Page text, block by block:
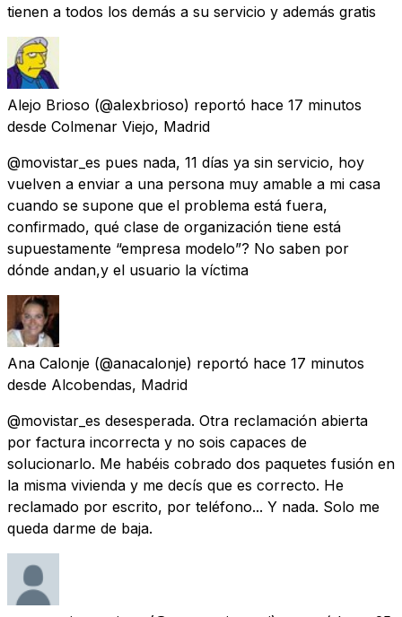
tienen a todos los demás a su servicio y además gratis
Alejo Brioso (@alexbrioso) reportó hace 17 minutos
desde Colmenar Viejo, Madrid
@movistar_es pues nada, 11 días ya sin servicio, hoy
vuelven a enviar a una persona muy amable a mi casa
cuando se supone que el problema está fuera,
confirmado, qué clase de organización tiene está
supuestamente “empresa modelo”? No saben por
dónde andan,y el usuario la víctima
Ana Calonje (@anacalonje) reportó hace 17 minutos
desde Alcobendas, Madrid
@movistar_es desesperada. Otra reclamación abierta
por factura incorrecta y no sois capaces de
solucionarlo. Me habéis cobrado dos paquetes fusión en
la misma vivienda y me decís que es correcto. He
reclamado por escrito, por teléfono... Y nada. Solo me
queda darme de baja.